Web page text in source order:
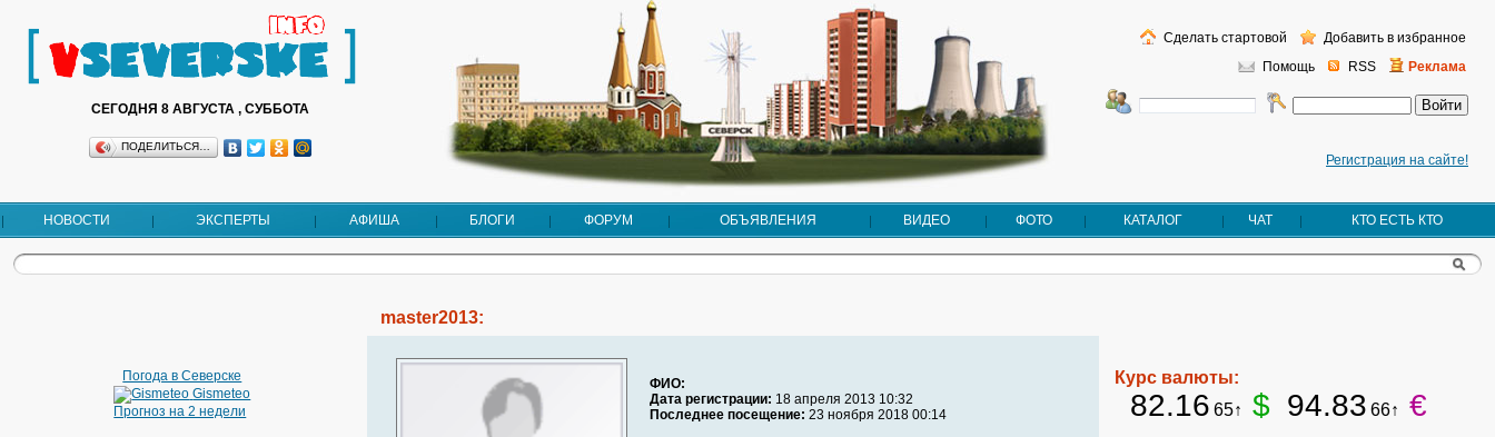
СЕГОДНЯ 8 АВГУСТА , СУББОТА
ПОДЕЛИТЬСЯ…
Регистрация на сайте!
Помощь RSS Реклама
Сделать стартовой Добавить в избранное
НОВОСТИ ЭКСПЕРТЫ АФИША БЛОГИ ФОРУМ ОБЪЯВЛЕНИЯ ВИДЕО ФОТО КАТАЛОГ ЧАТ КТО ЕСТЬ КТО
Погода в Северске
Gismeteo
Прогноз на 2 недели
master2013:
ФИО:
Дата регистрации: 18 апреля 2013 10:32
Последнее посещение: 23 ноября 2018 00:14
Курс валюты:
82.16 65↑ $ 94.83 66↑ €